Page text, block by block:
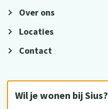
Wil je wonen bij Sius?
Over ons
Locaties
Contact